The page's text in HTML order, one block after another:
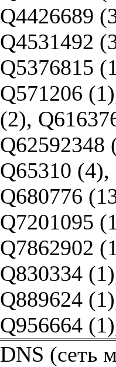
Q4426689
Q4531492
Q5376815
Q571206 (1)
(2),
Q62592348
Q65310 (4),
Q680776
Q7201095
Q7862902
Q830334 (1)
Q889624 (1)
Q956664 (1)
DNS (сеть